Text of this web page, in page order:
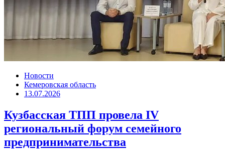
Новости
Кемеровская область
13.07.2026
Кузбасская ТПП провела IV
региональный форум семейного
предпринимательства